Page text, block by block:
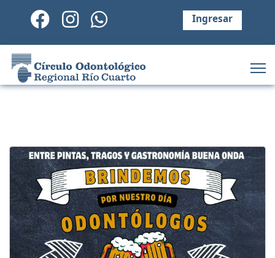
Ingresar